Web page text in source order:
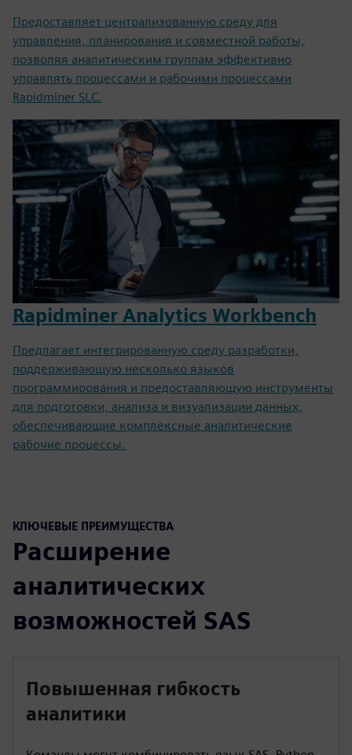
Предоставляет централизованную среду для
управления, планирования и совместной работы,
позволяя аналитическим группам эффективно
управлять процессами и рабочими процессами
Rapidminer SLC.
Rapidminer Analytics Workbench
Предлагает интегрированную среду разработки,
поддерживающую несколько языков
программирования и предоставляющую инструменты
для подготовки, анализа и визуализации данных,
обеспечивающие комплексные аналитические
рабочие процессы.
КЛЮЧЕВЫЕ ПРЕИМУЩЕСТВА
Расширение
аналитических
возможностей SAS
Повышенная гибкость
аналитики